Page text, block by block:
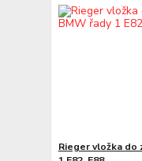
Rieger vložka do